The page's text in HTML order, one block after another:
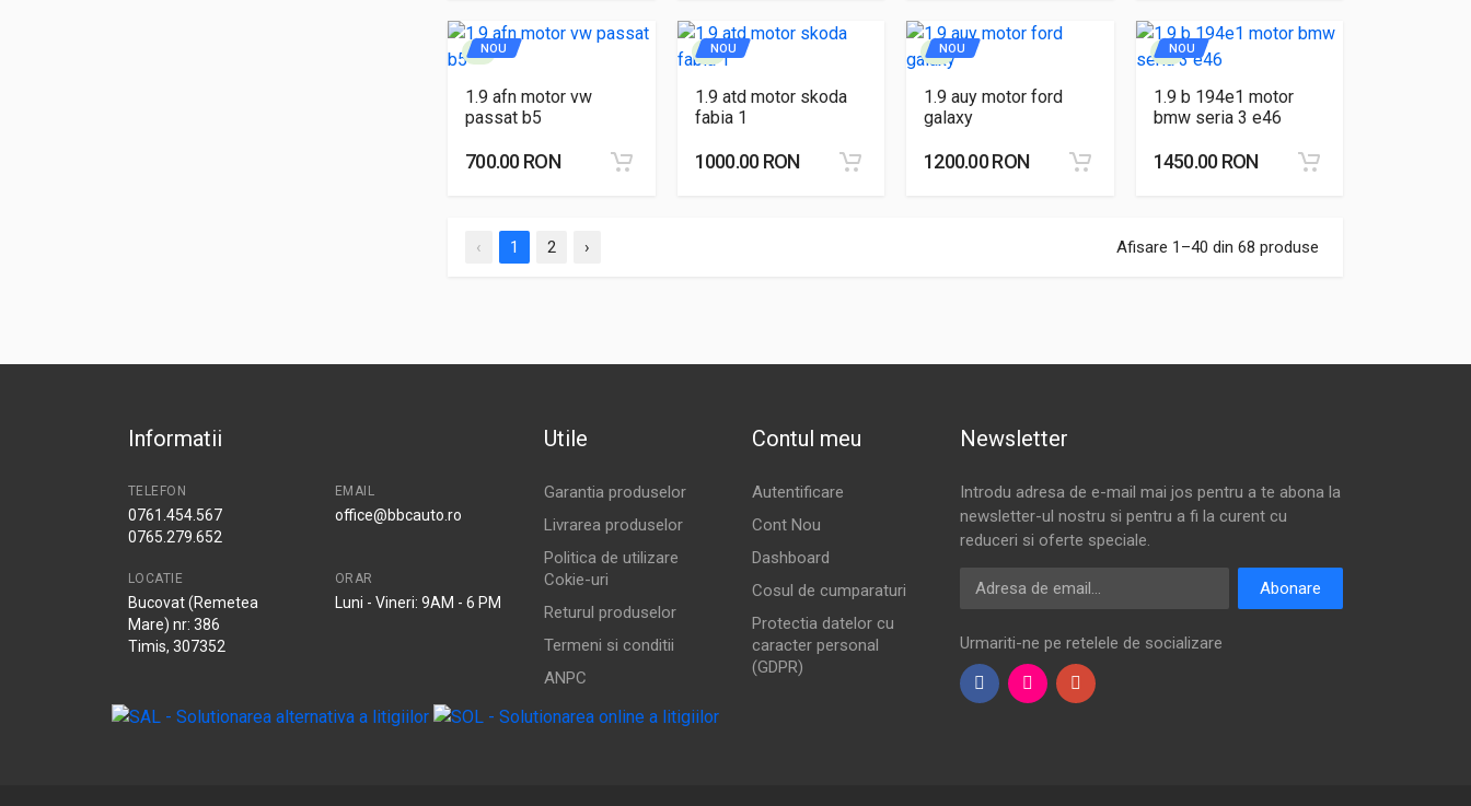
NOU
1.9 afn motor vw
passat b5
700.00 RON
NOU
1.9 atd motor skoda
fabia 1
1000.00 RON
NOU
1.9 auy motor ford
galaxy
1200.00 RON
NOU
1.9 b 194e1 motor
bmw seria 3 e46
1450.00 RON
‹ 1 2 › Afisare 1–40 din 68 produse
Informatii
TELEFON
0761.454.567
0765.279.652
EMAIL
office@bbcauto.ro
LOCATIE
Bucovat (Remetea
Mare) nr: 386
Timis, 307352
ORAR
Luni - Vineri: 9AM - 6 PM
Utile
Garantia produselor
Livrarea produselor
Politica de utilizare
Cokie-uri
Returul produselor
Termeni si conditii
ANPC
Contul meu
Autentificare
Cont Nou
Dashboard
Cosul de cumparaturi
Protectia datelor cu
caracter personal
(GDPR)
Newsletter
Introdu adresa de e-mail mai jos pentru a te abona la
newsletter-ul nostru si pentru a fi la curent cu
reduceri si oferte speciale.
Adresa de email
Abonare
Urmariti-ne pe retelele de socializare